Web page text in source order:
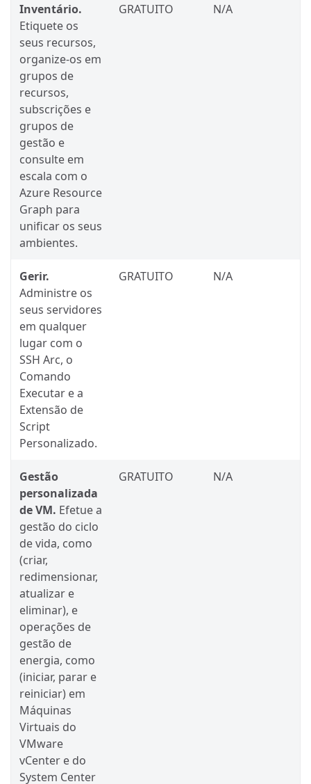
Inventário.
Etiquete os
seus recursos,
organize-os em
grupos de
recursos,
subscrições e
grupos de
gestão e
consulte em
escala com o
Azure Resource
Graph para
unificar os seus
ambientes.
GRATUITO N/A
Gerir.
Administre os
seus servidores
em qualquer
lugar com o
SSH Arc, o
Comando
Executar e a
Extensão de
Script
Personalizado.
GRATUITO N/A
Gestão
personalizada
de VM. Efetue a
gestão do ciclo
de vida, como
(criar,
redimensionar,
atualizar e
eliminar), e
operações de
gestão de
energia, como
(iniciar, parar e
reiniciar) em
Máquinas
Virtuais do
VMware
vCenter e do
System Center
GRATUITO N/A